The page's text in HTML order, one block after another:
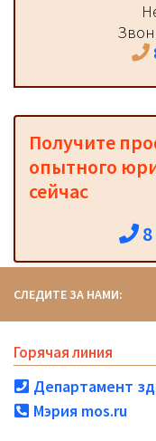
Получите
опытного
сейчас
СЛЕДИТЕ ЗА НАМИ:
Горячая линия
Департамент
Мэрия mos.ru